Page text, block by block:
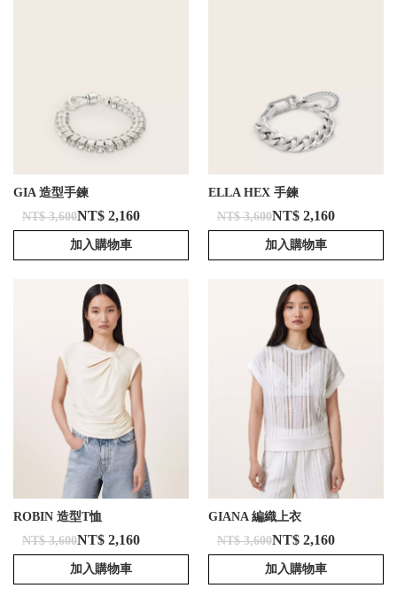
GIA 造型手鍊
NT$ 3,600NT$ 2,160
加入購物車
ELLA HEX 手鍊
NT$ 3,600NT$ 2,160
加入購物車
ROBIN 造型T恤
NT$ 3,600NT$ 2,160
加入購物車
GIANA 編織上衣
NT$ 3,600NT$ 2,160
加入購物車